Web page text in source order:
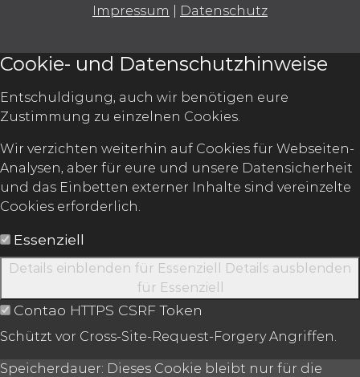
Impressum
Datenschutz
Cookie- und Datenschutzhinweise
Entschuldigung, auch wir benötigen eure
Zustimmung zu einzelnen Cookies.
Wir verzichten weiterhin auf Cookies für Webseiten-
Analysen, aber für eure und unsere Datensicherheit
und das Einbetten externer Inhalte sind vereinzelte
Cookies erforderlich.
Essenziell
Details einblenden für Essenziell
Details ausblenden
für Essenziell
Contao HTTPS CSRF Token
Schützt vor Cross-Site-Request-Forgery Angriffen.
Speicherdauer: Dieses Cookie bleibt nur für die